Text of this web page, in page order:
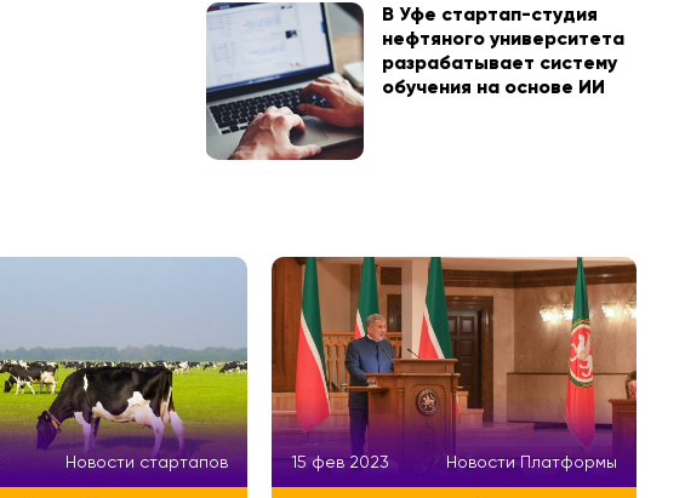
В Уфе стартап-студия
нефтяного университета
разрабатывает систему
обучения на основе ИИ
Новости стартапов 15 фев 2023 Новости Платформы